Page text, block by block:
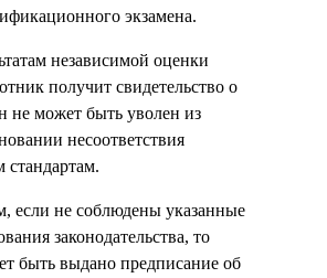
экзамена.
независимой оценки
получит свидетельство о
не может быть уволен из
несоответствия
если не соблюдены указанные
законодательства, то
быть выдано предписание об